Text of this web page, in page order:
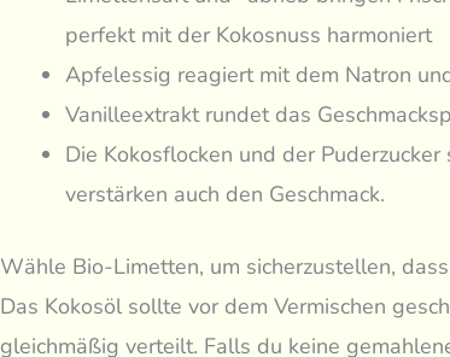
perfekt mit der Kokosnuss harmoniert
Apfelessig reagiert mit dem Natron
Vanilleextrakt rundet das
Die Kokosflocken und der
verstärken auch den Geschmack.
Wähle Bio-Limetten, um sicherzustellen,
Das Kokosöl sollte vor dem Vermischen
gleichmäßig verteilt. Falls du keine